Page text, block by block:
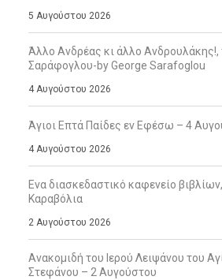
5 Αυγούστου 2026
Άλλο Ανδρέας κι άλλο Ανδρουλάκης!,
Σαράφογλου-by George Sarafoglou
4 Αυγούστου 2026
Άγιοι Επτά Παίδες εν Εφέσω – 4
4 Αυγούστου 2026
Ενα διασκεδαστικό καφενείο
Καραβόλια
2 Αυγούστου 2026
Ανακομιδή του Ιερού Λειψάνου του
Στεφάνου – 2 Αυγούστου